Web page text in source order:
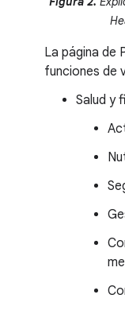
La página de
funciones de
Salud y